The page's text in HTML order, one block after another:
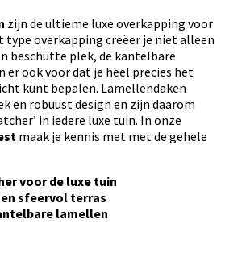
zijn de ultieme luxe overkapping voor
type overkapping creëer je niet alleen
beschutte plek, de kantelbare
er ook voor dat je heel precies het
kunt bepalen. Lamellendaken
en robuust design en zijn daarom
in iedere luxe tuin. In onze
maak je kennis met met de gehele
voor de luxe tuin
sfeervol terras
lamellen